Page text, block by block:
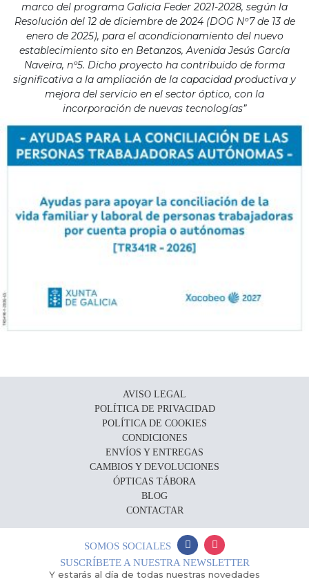
marco del programa Galicia Feder 2021-2028, según la
Resolución del 12 de diciembre de 2024 (DOG Nº7 de 13 de
enero de 2025), para el acondicionamiento del nuevo
establecimiento sito en Betanzos, Avenida Jesús García
Naveira, nº5. Dicho proyecto ha contribuido de forma
significativa a la ampliación de la capacidad productiva y
mejora del servicio en el sector óptico, con la
incorporación de nuevas tecnologías”
AVISO LEGAL
POLÍTICA DE PRIVACIDAD
POLÍTICA DE COOKIES
CONDICIONES
ENVÍOS Y ENTREGAS
CAMBIOS Y DEVOLUCIONES
ÓPTICAS TÁBORA
BLOG
CONTACTAR
SOMOS SOCIALES
SUSCRÍBETE A NUESTRA NEWSLETTER
Y estarás al día de todas nuestras novedades